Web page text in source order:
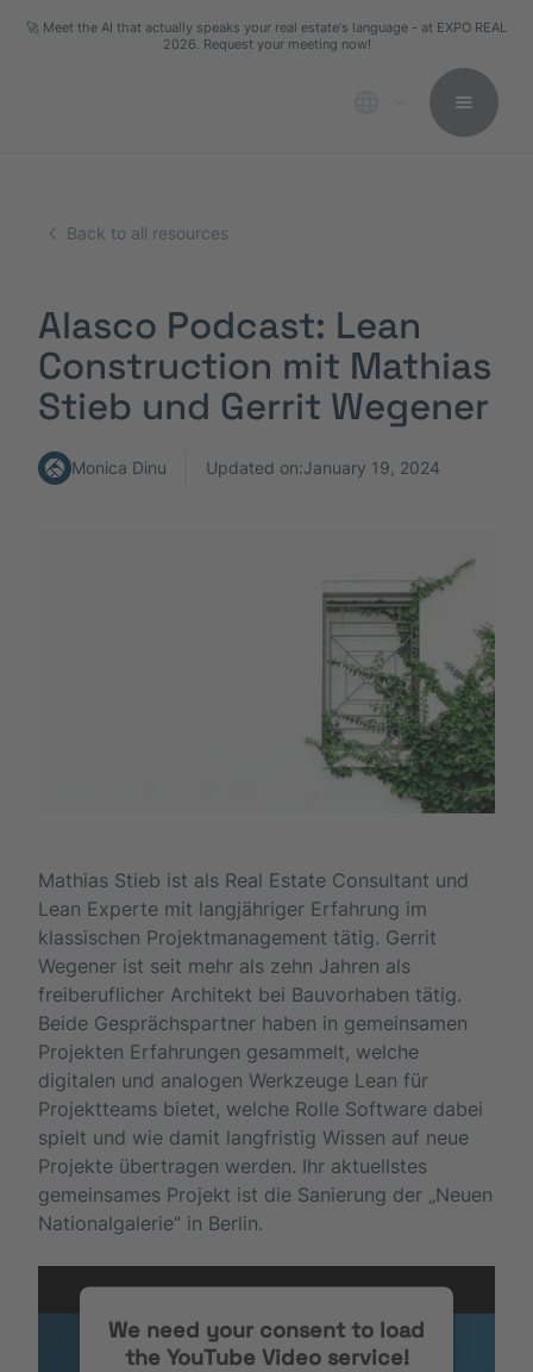
🚀 Meet the AI that actually speaks your real estate's language - at EXPO REAL
2026. Request your meeting now!
Back to all resources
Alasco Podcast: Lean
Construction mit Mathias
Stieb und Gerrit Wegener
Monica Dinu Updated on:January 19, 2024
Mathias Stieb ist als Real Estate Consultant und
Lean Experte mit langjähriger Erfahrung im
klassischen Projektmanagement tätig. Gerrit
Wegener ist seit mehr als zehn Jahren als
freiberuflicher Architekt bei Bauvorhaben tätig.
Beide Gesprächspartner haben in gemeinsamen
Projekten Erfahrungen gesammelt, welche
digitalen und analogen Werkzeuge Lean für
Projektteams bietet, welche Rolle Software dabei
spielt und wie damit langfristig Wissen auf neue
Projekte übertragen werden. Ihr aktuellstes
gemeinsames Projekt ist die Sanierung der „Neuen
Nationalgalerie“ in Berlin.
We need your consent to load
the YouTube Video service!